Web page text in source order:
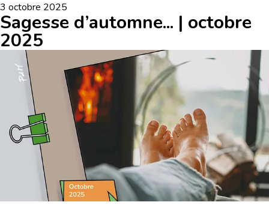
3 octobre 2025
Sagesse d’automne... | octobre
2025